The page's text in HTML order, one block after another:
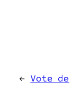
← Vote de